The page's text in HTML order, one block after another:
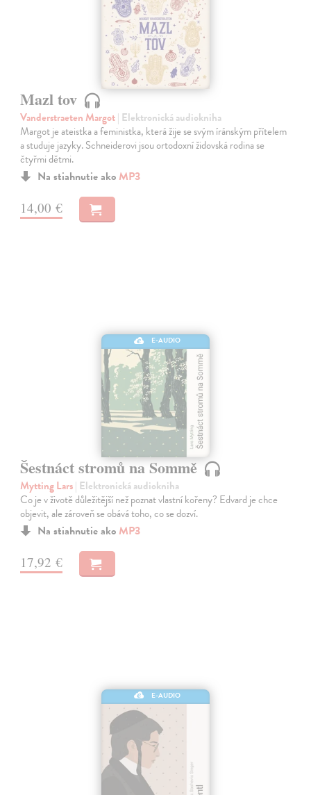
Mazl tov
Vanderstraeten Margot| Elektronická audiokniha
Margot je ateistka a feministka, která žije se svým íránským přítelem
a studuje jazyky. Schneiderovi jsou ortodoxní židovská rodina se
čtyřmi dětmi.
Na stiahnutie ako MP3
14,00 €
E-AUDIO
Šestnáct stromů na Sommě
Mytting Lars| Elektronická audiokniha
Co je v životě důležitější než poznat vlastní kořeny? Edvard je chce
objevit, ale zároveň se obává toho, co se dozví.
Na stiahnutie ako MP3
17,92 €
E-AUDIO